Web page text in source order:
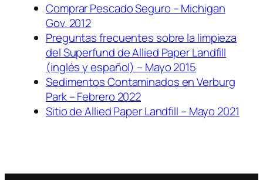
Comprar Pescado Seguro – Michigan
Gov. 2012
Preguntas frecuentes sobre la limpieza
del Superfund de Allied Paper Landfill
(inglés y español) – Mayo 2015
Sedimentos Contaminados en Verburg
Park – Febrero 2022
Sitio de Allied Paper Landfill – Mayo 2021